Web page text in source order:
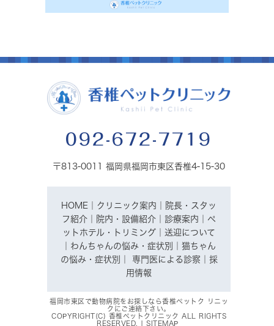
092-672-7719
〒813-0011 福岡県福岡市東区香椎4-15-30
HOME クリニック案内
院長・スタッ
フ紹介
院内・設備紹介 診療案内
ペ
ットホテル・トリミング
送迎について
わんちゃんの悩み・症状別
猫ちゃん
の悩み・症状別
専門医による診察
採
用情報
福岡市東区で動物病院をお探しなら香椎ペットク リニッ
クにご連絡下さい。
COPYRIGHT(C) 香椎ペットクリニック ALL RIGHTS
RESERVED. | SITEMAP